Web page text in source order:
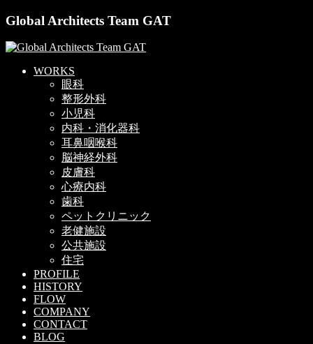
Global Architects Team GAT
WORKS
眼科
整形外科
小児科
内科・消化器科
耳鼻咽喉科
脳神経外科
皮膚科
心療内科
歯科
ペットクリニック
老健施設
公共施設
住宅
PROFILE
HISTORY
FLOW
COMPANY
CONTACT
BLOG